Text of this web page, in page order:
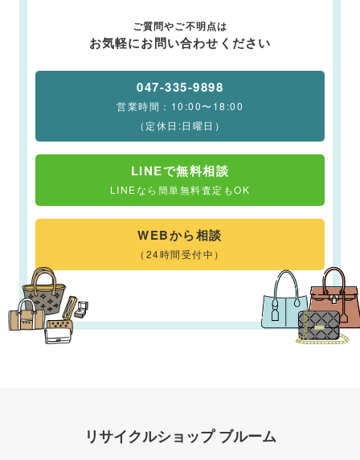
ご質問やご不明点は
お気軽にお問い合わせください
047-335-9898
営業時間：10:00〜18:00
（定休日:日曜日）
LINEで無料相談
LINEなら簡単無料査定もOK
WEBから相談
（24時間受付中）
リサイクルショップ ブルーム